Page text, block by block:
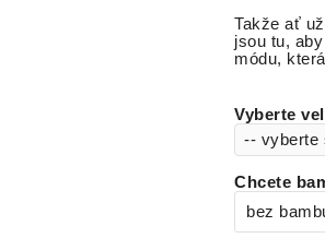
Takže ať
jsou tu,
módu,
Vyberte
Chcete
bez